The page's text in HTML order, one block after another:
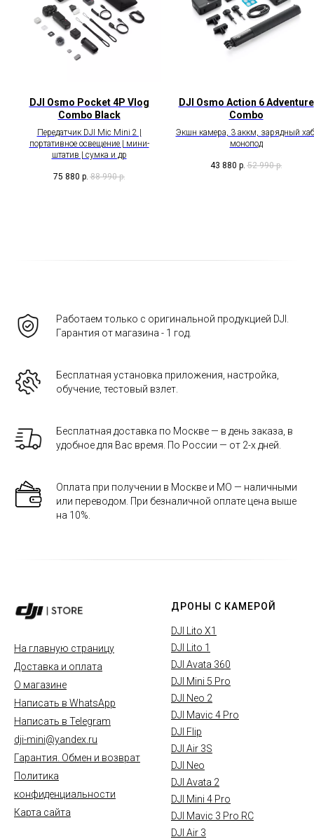
DJI Osmo Pocket 4P Vlog
Combo Black
Передатчик DJI Mic Mini 2 |
портативное освещение | мини-
штатив | сумка и др
75 880 р. 88 990 р.
DJI Osmo Action 6 Adventure
Combo
Экшн камера, 3 аккм, зарядный
монопод
43 880 р. 52 990 р.
Работаем только с оригинальной продукцией DJI.
Гарантия от магазина - 1 год.
Бесплатная установка приложения, настройка,
обучение, тестовый взлет.
Бесплатная доставка по Москве — в день заказа, в
удобное для Вас время. По России — от 2-х дней.
Оплата при получении в Москве и МО — наличными
или переводом. При безналичной оплате цена выше
на 10%.
На главную страницу
Доставка и оплата
О магазине
Написать в WhatsApp
Написать в Telegram
dji-mini@yandex.ru
Гарантия. Обмен и возврат
Политика
конфиденциальности
Карта сайта
ДРОНЫ С КАМЕРОЙ
DJI Lito X1
DJI Lito 1
DJI Avata 360
DJI Mini 5 Pro
DJI Neo 2
DJI Mavic 4 Pro
DJI Flip
DJI Air 3S
DJI Neo
DJI Avata 2
DJI Mini 4 Pro
DJI Mavic 3 Pro RC
DJI Air 3